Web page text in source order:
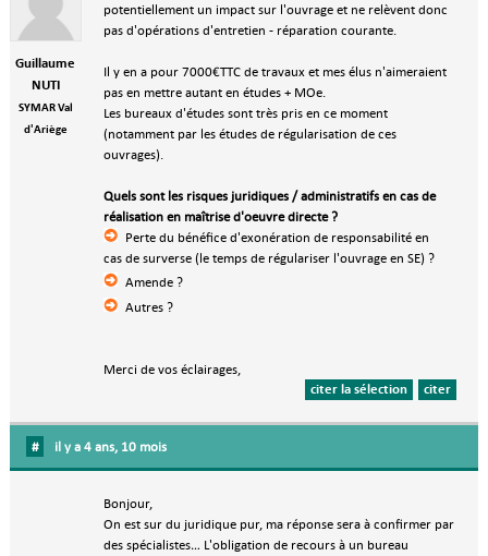
Guillaume
NUTI
SYMAR Val
d'Ariège
potentiellement un impact sur l'ouvrage et ne relèvent donc
pas d'opérations d'entretien - réparation courante.
Il y en a pour 7000€TTC de travaux et mes élus n'aimeraient
pas en mettre autant en études + MOe.
Les bureaux d'études sont très pris en ce moment
(notamment par les études de régularisation de ces
ouvrages).
Quels sont les risques juridiques / administratifs en cas de
réalisation en maîtrise d'oeuvre directe ?
Perte du bénéfice d'exonération de responsabilité en
cas de surverse (le temps de régulariser l'ouvrage en SE) ?
Amende ?
Autres ?
Merci de vos éclairages,
citer
citer la sélection
# il y a 4 ans, 10 mois
Bonjour,
On est sur du juridique pur, ma réponse sera à confirmer par
des spécialistes… L'obligation de recours à un bureau